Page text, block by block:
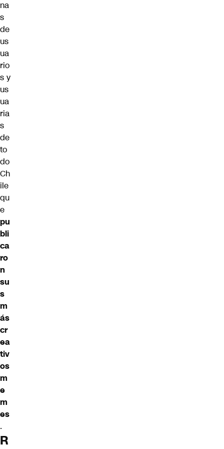
na
s
de
us
ua
rio
s y
us
ua
ria
s
de
to
do
Ch
ile
qu
e
pu
bli
ca
ro
n
su
s
m
ás
cr
ea
tiv
os
m
e
m
es
.
R